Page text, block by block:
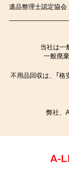
遺品整理士認定協
当社は一
一般廃
不用品回収は、「格
弊社、
A-